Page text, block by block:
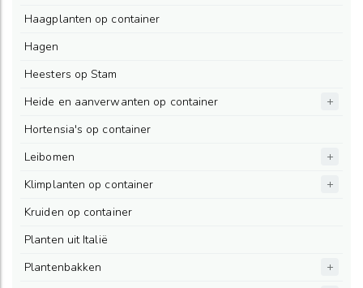
Haagplanten op container
Hagen
Heesters op Stam
Heide en aanverwanten op container
Hortensia's op container
Leibomen
Klimplanten op container
Kruiden op container
Planten uit Italië
Plantenbakken